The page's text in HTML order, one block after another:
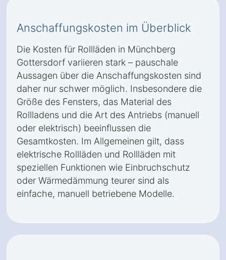
Anschaffungskosten im Überblick
Die Kosten für Rollläden in Münchberg
Gottersdorf variieren stark – pauschale
Aussagen über die Anschaffungskosten sind
daher nur schwer möglich. Insbesondere die
Größe des Fensters, das Material des
Rollladens und die Art des Antriebs (manuell
oder elektrisch) beeinflussen die
Gesamtkosten. Im Allgemeinen gilt, dass
elektrische Rollläden und Rollläden mit
speziellen Funktionen wie Einbruchschutz
oder Wärmedämmung teurer sind als
einfache, manuell betriebene Modelle.